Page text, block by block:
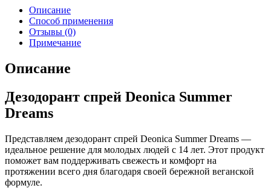
Описание
Способ применения
Отзывы (0)
Примечание
Описание
Дезодорант спрей Deonica Summer
Dreams
Представляем дезодорант спрей Deonica Summer Dreams —
идеальное решение для молодых людей с 14 лет. Этот продукт
поможет вам поддерживать свежесть и комфорт на
протяжении всего дня благодаря своей бережной веганской
формуле.